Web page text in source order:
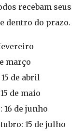
recebam seus
dentro do prazo.
março
de abril
de maio
16 de junho
15 de julho